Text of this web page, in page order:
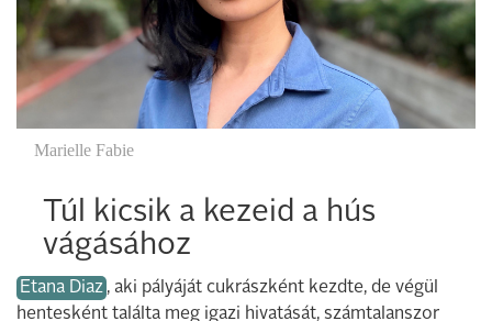
Marielle Fabie
Túl kicsik a kezeid a hús
vágásához
Etana Diaz , aki pályáját cukrászként kezdte, de végül
hentesként találta meg igazi hivatását, számtalanszor